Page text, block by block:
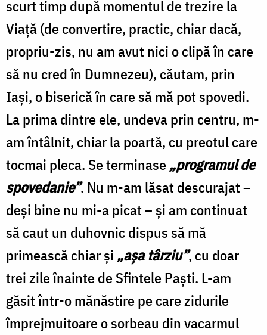
scurt timp după momentul de trezire la
Viaţă (de convertire, practic, chiar dacă,
propriu-zis, nu am avut nici o clipă în care
să nu cred în Dumnezeu), căutam, prin
Iaşi, o biserică în care să mă pot spovedi.
La prima dintre ele, undeva prin centru, m-
am întâlnit, chiar la poartă, cu preotul care
tocmai pleca. Se terminase„programul de
spovedanie”. Nu m-am lăsat descurajat –
deşi bine nu mi-a picat – şi am continuat
să caut un duhovnic dispus să mă
primească chiar şi „aşa târziu”, cu doar
trei zile înainte de Sfintele Paşti. L-am
găsit într-o mănăstire pe care zidurile
împrejmuitoare o sorbeau din vacarmul